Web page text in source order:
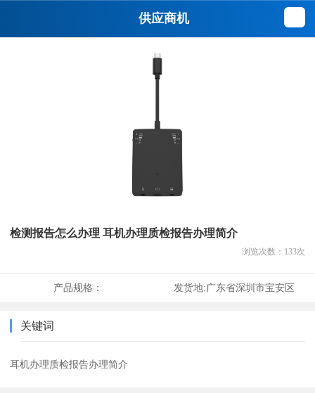
供应商机
检测报告怎么办理 耳机办理质检报告办理简介
浏览次数： 133次
产品规格： 发货地:广东省深圳市宝安区
关键词
耳机办理质检报告办理简介